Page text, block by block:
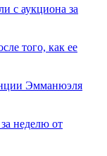
с аукциона за
того, как ее
Эмманюэля
неделю от